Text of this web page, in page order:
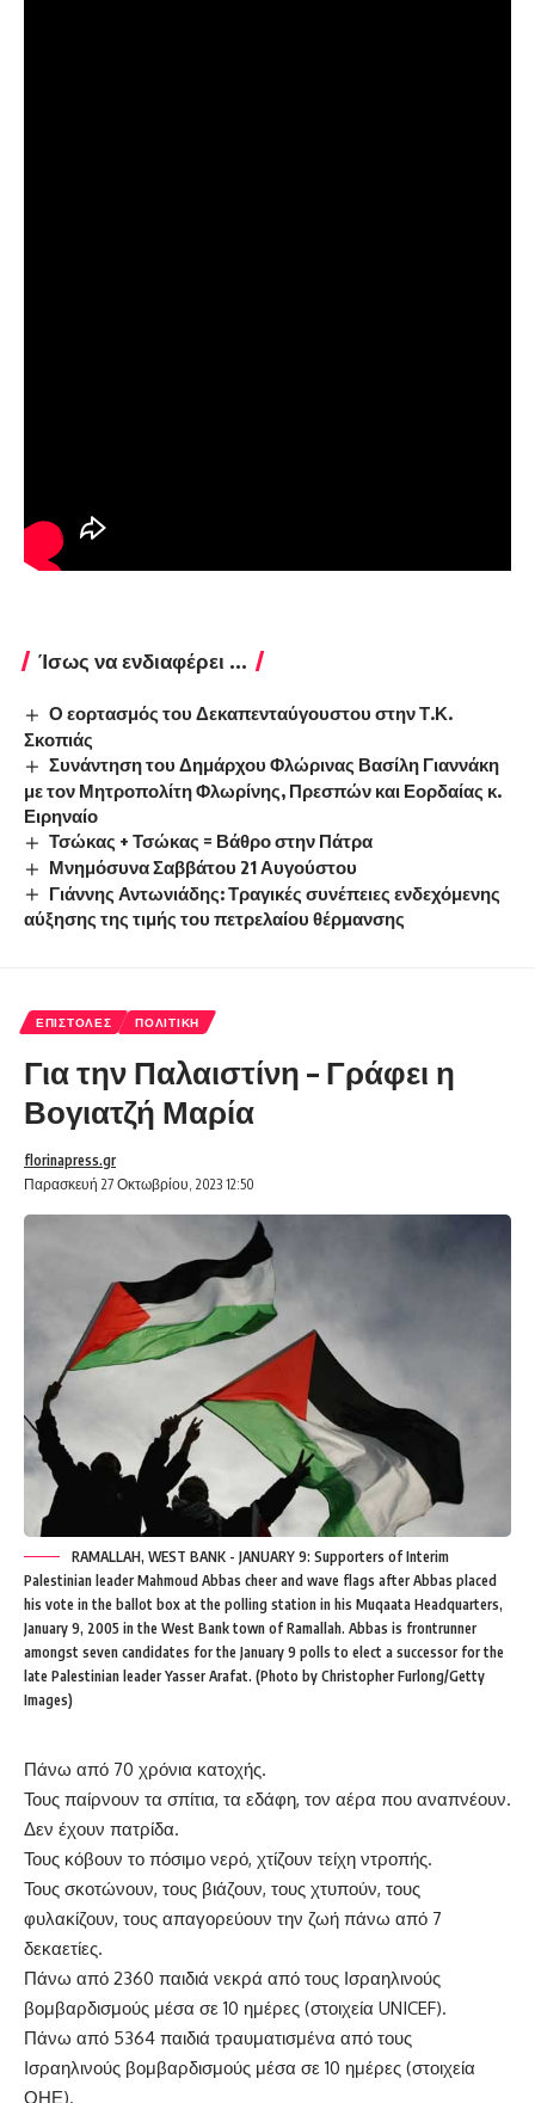
Ίσως να ενδιαφέρει ...
Ο εορτασμός του Δεκαπενταύγουστου στην Τ.Κ.
Σκοπιάς
Συνάντηση του Δημάρχου Φλώρινας Βασίλη Γιαννάκη
με τον Μητροπολίτη Φλωρίνης, Πρεσπών και Εορδαίας κ.
Ειρηναίο
Τσώκας + Τσώκας = Βάθρο στην Πάτρα
Μνημόσυνα Σαββάτου 21 Αυγούστου
Γιάννης Αντωνιάδης: Τραγικές συνέπειες ενδεχόμενης
αύξησης της τιμής του πετρελαίου θέρμανσης
ΕΠΙΣΤΟΛΈΣ ΠΟΛΙΤΙΚΉ
Για την Παλαιστίνη – Γράφει η
Βογιατζή Μαρία
Παρασκευή 27 Οκτωβρίου, 2023 12:50
florinapress.gr
RAMALLAH, WEST BANK - JANUARY 9: Supporters of Interim
Palestinian leader Mahmoud Abbas cheer and wave flags after Abbas placed
his vote in the ballot box at the polling station in his Muqaata Headquarters,
January 9, 2005 in the West Bank town of Ramallah. Abbas is frontrunner
amongst seven candidates for the January 9 polls to elect a successor for the
late Palestinian leader Yasser Arafat. (Photo by Christopher Furlong/Getty
Images)
Πάνω από 70 χρόνια κατοχής.
Τους παίρνουν τα σπίτια, τα εδάφη, τον αέρα που αναπνέουν.
Δεν έχουν πατρίδα.
Τους κόβουν το πόσιμο νερό, χτίζουν τείχη ντροπής.
Τους σκοτώνουν, τους βιάζουν, τους χτυπούν, τους
φυλακίζουν, τους απαγορεύουν την ζωή πάνω από 7
δεκαετίες.
Πάνω από 2360 παιδιά νεκρά από τους Ισραηλινούς
βομβαρδισμούς μέσα σε 10 ημέρες (στοιχεία UNICEF).
Πάνω από 5364 παιδιά τραυματισμένα από τους
Ισραηλινούς βομβαρδισμούς μέσα σε 10 ημέρες (στοιχεία
ΟΗΕ).